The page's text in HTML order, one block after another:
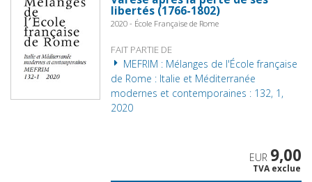
libertés (1766-1802)
2020 - École Française de Rome
FAIT PARTIE DE
MEFRIM : Mélanges de l'École française
de Rome : Italie et Méditerranée
modernes et contemporaines : 132, 1,
2020
EUR 9,00
TVA exclue